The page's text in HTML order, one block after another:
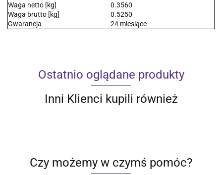
Waga netto [kg]
0.3560
Waga brutto [kg]
0.5250
Gwarancja
24 miesiące
Ostatnio oglądane produkty
Inni Klienci kupili również
Czy możemy w czymś pomóc?